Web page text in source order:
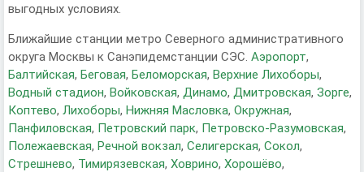
выгодных условиях.
Ближайшие станции метро Северного административного
округа Москвы к Санэпидемстанции СЭС. Аэропорт,
Балтийская, Беговая, Беломорская, Верхние Лихоборы,
Водный стадион, Войковская, Динамо, Дмитровская, Зорге,
Коптево, Лихоборы, Нижняя Масловка, Окружная,
Панфиловская, Петровский парк, Петровско-Разумовская,
Полежаевская, Речной вокзал, Селигерская, Сокол,
Стрешнево, Тимирязевская, Ховрино, Хорошёво,